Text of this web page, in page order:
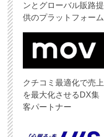
ンとグローバル販路提
供のプラットフォーム
クチコミ最適化で売上
を最大化させるDX集
客パートナー